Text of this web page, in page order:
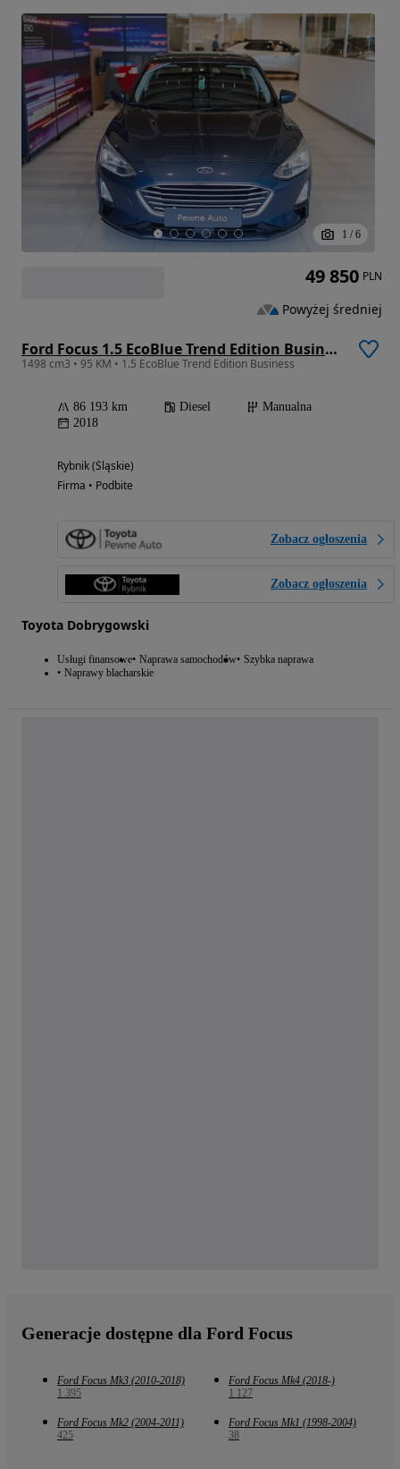
1 / 6
Ford Focus 1.5 EcoBlue Trend Edition Business
1498 cm3 • 95 KM • 1.5 EcoBlue Trend Edition Business
86 193 km Diesel
Manualna
2018
Rybnik (Śląskie)
Firma • Podbite
Zobacz ogłoszenia
Zobacz ogłoszenia
Toyota Dobrygowski
Usługi finansowe Naprawa samochodów Szybka naprawa
Naprawy blacharskie
49 850 PLN
Powyżej średniej
Generacje dostępne dla Ford Focus
Ford Focus Mk3 (2010-2018)
1 395
Ford Focus Mk4 (2018-)
1 127
Ford Focus Mk2 (2004-2011)
425
Ford Focus Mk1 (1998-2004)
38